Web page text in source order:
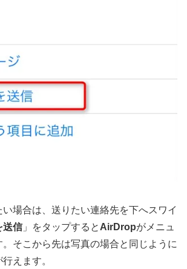
場合は、送りたい連絡先を下へスワイ
送信」をタップすると AirDropがメニュ
そこから先は写真の場合と同じように
えます。